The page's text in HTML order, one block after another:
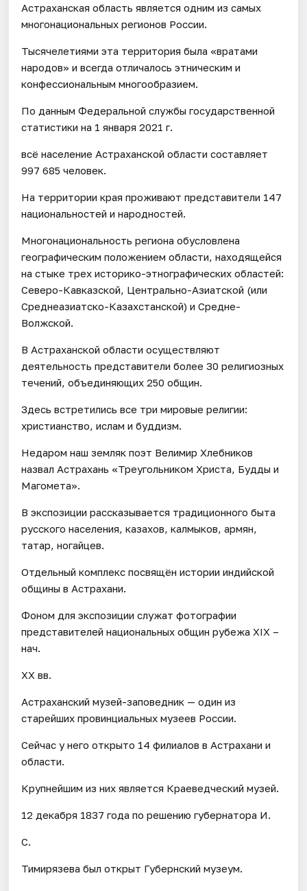
Астраханская область является одним из самых
многонациональных регионов России.
Тысячелетиями эта территория была «вратами
народов» и всегда отличалось этническим и
конфессиональным многообразием.
По данным Федеральной службы государственной
статистики на 1 января 2021 г.
всё население Астраханской области составляет
997 685 человек.
На территории края проживают представители 147
национальностей и народностей.
Многонациональность региона обусловлена
географическим положением области, находящейся
на стыке трех историко-этнографических областей:
Северо-Кавказской, Центрально-Азиатской (или
Среднеазиатско-Казахстанской) и Средне-
Волжской.
В Астраханской области осуществляют
деятельность представители более 30 религиозных
течений, объединяющих 250 общин.
Здесь встретились все три мировые религии:
христианство, ислам и буддизм.
Недаром наш земляк поэт Велимир Хлебников
назвал Астрахань «Треугольником Христа, Будды и
Магомета».
В экспозиции рассказывается традиционного быта
русского населения, казахов, калмыков, армян,
татар, ногайцев.
Отдельный комплекс посвящён истории индийской
общины в Астрахани.
Фоном для экспозиции служат фотографии
представителей национальных общин рубежа XIX –
нач.
XX вв.
Астраханский музей-заповедник — один из
старейших провинциальных музеев России.
Сейчас у него открыто 14 филиалов в Астрахани и
области.
Крупнейшим из них является Краеведческий музей.
12 декабря 1837 года по решению губернатора И.
С.
Тимирязева был открыт Губернский музеум.